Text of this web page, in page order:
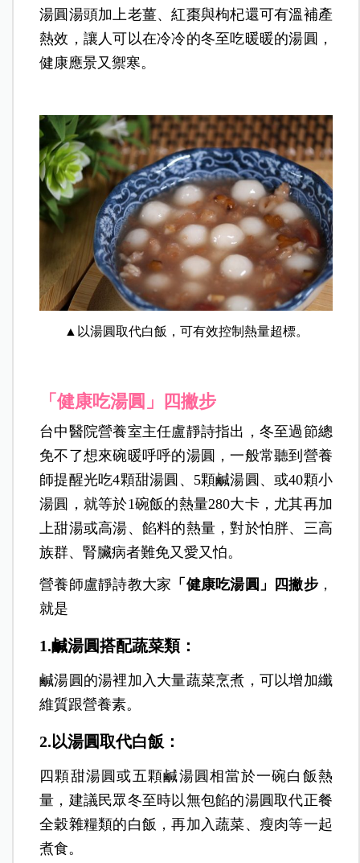
湯圓湯頭加上老薑、紅棗與枸杞還可有溫補產
熱效，讓人可以在冷冷的冬至吃暖暖的湯圓，
健康應景又禦寒。
▲以湯圓取代白飯，可有效控制熱量超標。
「健康吃湯圓」四撇步
台中醫院營養室主任盧靜詩指出，冬至過節總
免不了想來碗暖呼呼的湯圓，一般常聽到營養
師提醒光吃4顆甜湯圓、5顆鹹湯圓、或40顆小
湯圓，就等於1碗飯的熱量280大卡，尤其再加
上甜湯或高湯、餡料的熱量，對於怕胖、三高
族群、腎臟病者難免又愛又怕。
營養師盧靜詩教大家 「健康吃湯圓」四撇步，
就是
1.鹹湯圓搭配蔬菜類：
鹹湯圓的湯裡加入大量蔬菜烹煮，可以增加纖
維質跟營養素。
2.以湯圓取代白飯：
四顆甜湯圓或五顆鹹湯圓相當於一碗白飯熱
量，建議民眾冬至時以無包餡的湯圓取代正餐
全穀雜糧類的白飯，再加入蔬菜、瘦肉等一起
煮食。